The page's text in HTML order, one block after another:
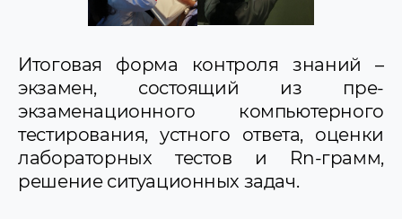
Итоговая форма контроля знаний –
экзамен, состоящий из пре-
экзаменационного компьютерного
тестирования, устного ответа, оценки
лабораторных тестов и Rn-грамм,
решение ситуационных задач.